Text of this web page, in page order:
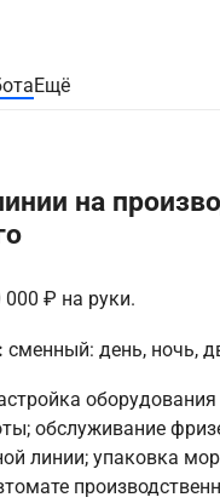
Ещё
на
000 ₽ на руки.
сменный: день, ночь,
оборудования
обслуживание
линии; упаковка